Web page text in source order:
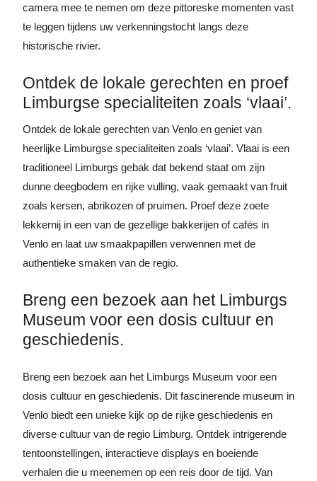
camera mee te nemen om deze pittoreske momenten vast
te leggen tijdens uw verkenningstocht langs deze
historische rivier.
Ontdek de lokale gerechten en proef
Limburgse specialiteiten zoals ‘vlaai’.
Ontdek de lokale gerechten van Venlo en geniet van
heerlijke Limburgse specialiteiten zoals ‘vlaai’. Vlaai is een
traditioneel Limburgs gebak dat bekend staat om zijn
dunne deegbodem en rijke vulling, vaak gemaakt van fruit
zoals kersen, abrikozen of pruimen. Proef deze zoete
lekkernij in een van de gezellige bakkerijen of cafés in
Venlo en laat uw smaakpapillen verwennen met de
authentieke smaken van de regio.
Breng een bezoek aan het Limburgs
Museum voor een dosis cultuur en
geschiedenis.
Breng een bezoek aan het Limburgs Museum voor een
dosis cultuur en geschiedenis. Dit fascinerende museum in
Venlo biedt een unieke kijk op de rijke geschiedenis en
diverse cultuur van de regio Limburg. Ontdek intrigerende
tentoonstellingen, interactieve displays en boeiende
verhalen die u meenemen op een reis door de tijd. Van